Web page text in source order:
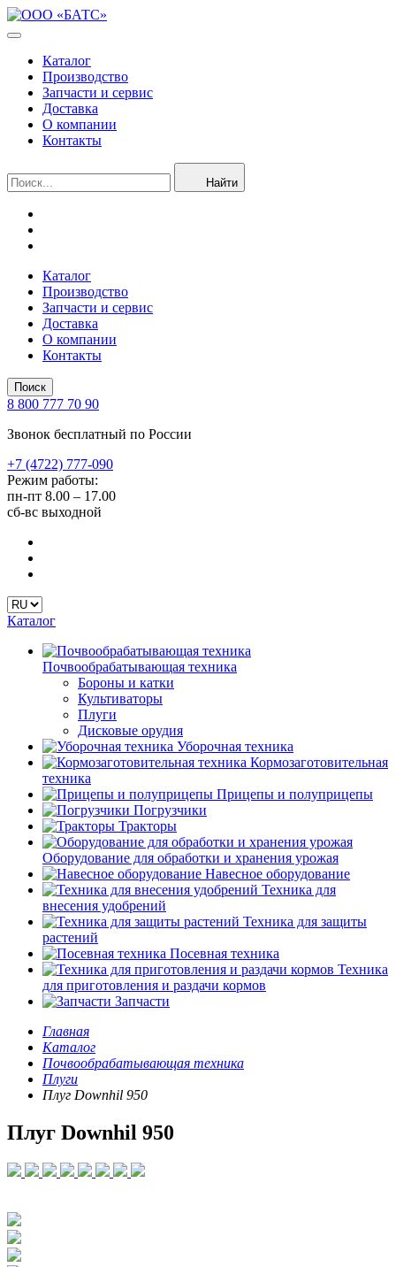
Каталог
Производство
Запчасти и сервис
Доставка
О компании
Контакты
Найти
Каталог
Производство
Запчасти и сервис
Доставка
О компании
Контакты
Поиск
8 800 777 70 90
Звонок бесплатный по России
+7 (4722) 777-090
Режим работы:
пн-пт 8.00 – 17.00
сб-вс выходной
Каталог
Почвообрабатывающая техника
Бороны и катки
Культиваторы
Плуги
Дисковые орудия
Уборочная техника
Кормозаготовительная
техника
Прицепы и полуприцепы
Погрузчики
Тракторы
Оборудование для обработки и хранения урожая
Навесное оборудование
Техника для
внесения удобрений
Техника для защиты
растений
Посевная техника
Техника
для приготовления и раздачи кормов
Запчасти
Главная
Каталог
Почвообрабатывающая техника
Плуги
Плуг Downhil 950
Плуг Downhil 950